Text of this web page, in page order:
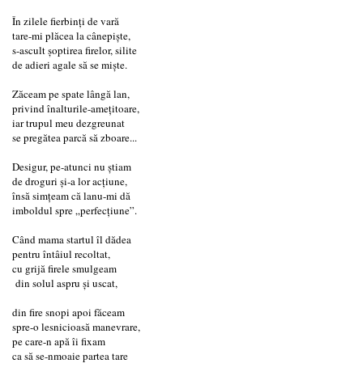
În zilele fierbinți de vară
tare-mi plăcea la cânepiște,
s-ascult șoptirea firelor, silite
de adieri agale să se miște.
Zăceam pe spate lângă lan,
privind înalturile-amețitoare,
iar trupul meu dezgreunat
se pregătea parcă să zboare...
Desigur, pe-atunci nu știam
de droguri și-a lor acțiune,
însă simțeam că lanu-mi dă
imboldul spre „perfecțiune”.
Când mama startul îl dădea
pentru întâiul recoltat,
cu grijă firele smulgeam
din solul aspru și uscat,
din fire snopi apoi făceam
spre-o lesnicioasă manevrare,
pe care-n apă îi fixam
ca să se-nmoaie partea tare